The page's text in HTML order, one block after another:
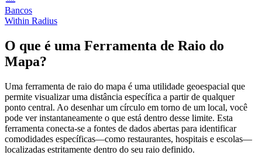
Bancos
Within Radius
O que é uma Ferramenta de Raio do
Mapa?
Uma ferramenta de raio do mapa é uma utilidade geoespacial que
permite visualizar uma distância específica a partir de qualquer
ponto central. Ao desenhar um círculo em torno de um local, você
pode ver instantaneamente o que está dentro desse limite. Esta
ferramenta conecta-se a fontes de dados abertas para identificar
comodidades específicas—como restaurantes, hospitais e escolas—
localizadas estritamente dentro do seu raio definido.